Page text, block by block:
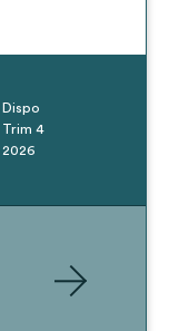
Dispo
Trim 4
2026